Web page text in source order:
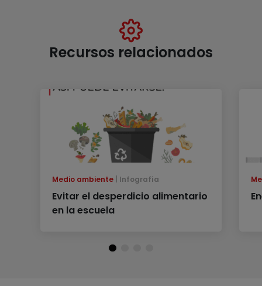
Recursos relacionados
Medio ambiente Infografía
Evitar el desperdicio alimentario
en la escuela